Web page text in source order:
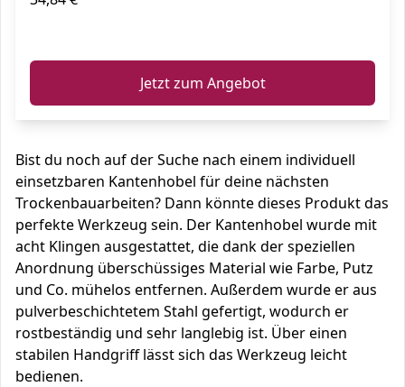
Jetzt zum Angebot
Bist du noch auf der Suche nach einem individuell
einsetzbaren Kantenhobel für deine nächsten
Trockenbauarbeiten? Dann könnte dieses Produkt das
perfekte Werkzeug sein. Der Kantenhobel wurde mit
acht Klingen ausgestattet, die dank der speziellen
Anordnung überschüssiges Material wie Farbe, Putz
und Co. mühelos entfernen. Außerdem wurde er aus
pulverbeschichtetem Stahl gefertigt, wodurch er
rostbeständig und sehr langlebig ist. Über einen
stabilen Handgriff lässt sich das Werkzeug leicht
bedienen.